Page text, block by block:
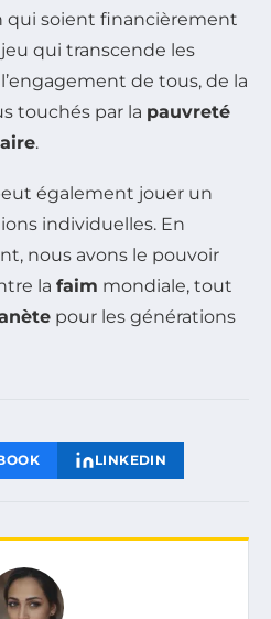
qui soient financièrement
qui transcende les
de tous, de la
touchés par la pauvreté
.
également jouer un
individuelles. En
nous avons le pouvoir
la faim mondiale, tout
pour les générations
LINKEDIN